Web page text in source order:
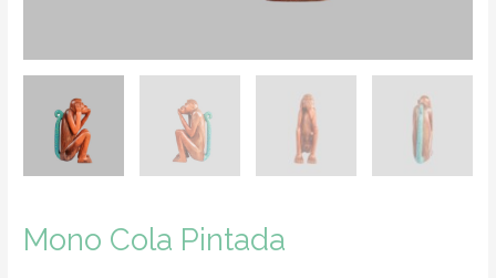
Mono Cola Pintada